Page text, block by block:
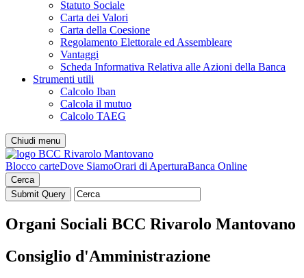
Statuto Sociale
Carta dei Valori
Carta della Coesione
Regolamento Elettorale ed Assembleare
Vantaggi
Scheda Informativa Relativa alle Azioni della Banca
Strumenti utili
Calcolo Iban
Calcola il mutuo
Calcolo TAEG
Chiudi menu
Blocco carteDove SiamoOrari di AperturaBanca Online
Cerca
Organi Sociali BCC Rivarolo Mantovano
Consiglio d'Amministrazione